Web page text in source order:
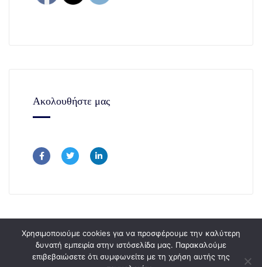
Ακολουθήστε μας
Χρησιμοποιούμε cookies για να προσφέρουμε την καλύτερη
δυνατή εμπειρία στην ιστόσελίδα μας. Παρακαλούμε
επιβεβαιώσετε ότι συμφωνείτε με τη χρήση αυτής της